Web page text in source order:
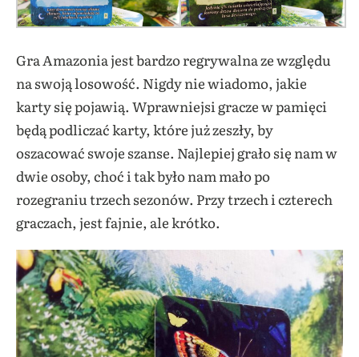
Gra Amazonia jest bardzo regrywalna ze względu
na swoją losowość. Nigdy nie wiadomo, jakie
karty się pojawią. Wprawniejsi gracze w pamięci
będą podliczać karty, które już zeszły, by
oszacować swoje szanse. Najlepiej grało się nam w
dwie osoby, choć i tak było nam mało po
rozegraniu trzech sezonów. Przy trzech i czterech
graczach, jest fajnie, ale krótko.